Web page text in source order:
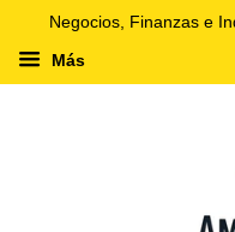
Negocios, Finanzas e
Más